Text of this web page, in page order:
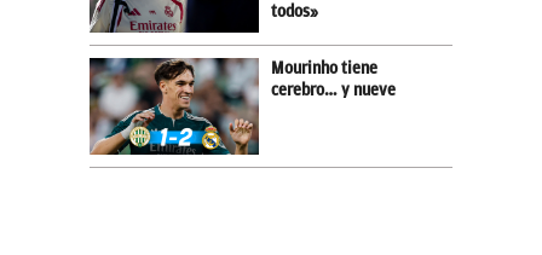
todos»
Mourinho tiene
cerebro… y nueve